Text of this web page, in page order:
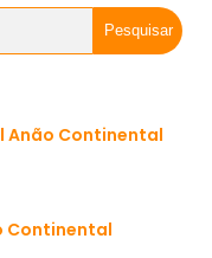
Pesquisar
Anão Continental
Continental